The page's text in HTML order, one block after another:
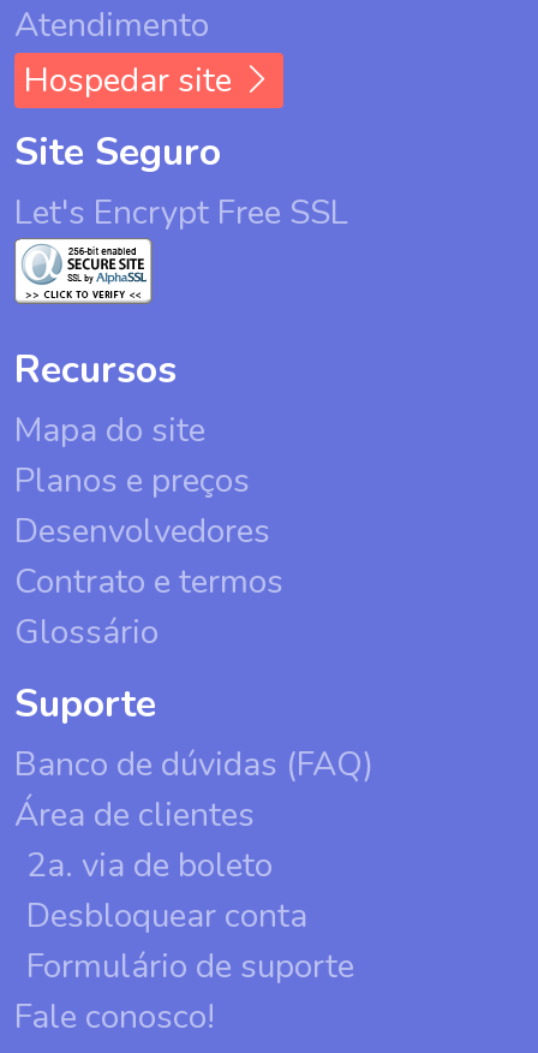
Atendimento
Hospedar site
Site Seguro
Let's Encrypt Free SSL
Recursos
Mapa do site
Planos e preços
Desenvolvedores
Contrato e termos
Glossário
Suporte
Banco de dúvidas (FAQ)
Área de clientes
2a. via de boleto
Desbloquear conta
Formulário de suporte
Fale conosco!